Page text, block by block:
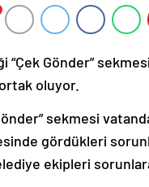
Gönder” sekmesi
oluyor.
sekmesi
gördükleri
ekipleri